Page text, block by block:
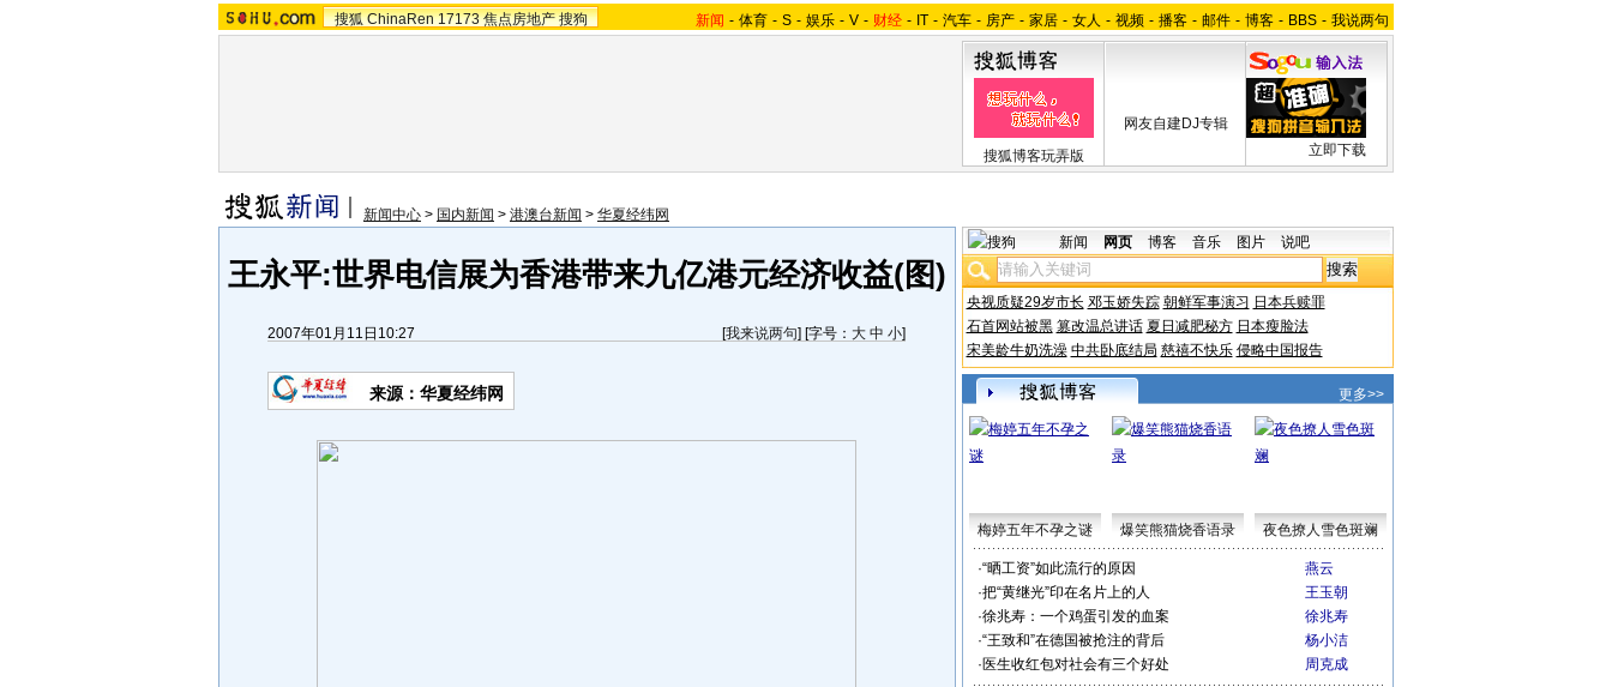
搜狐 ChinaRen 17173 焦点房地产 搜狗 新闻 - 体育 - S - 娱乐 - V - 财经 - IT - 汽车 - 房产 - 家居 - 女人 - 视频 - 播客 - 邮件 - 博客 - BBS - 我说两句
搜狐博客玩弄版
网友自建DJ专辑
立即下载
新闻中心 > 国内新闻 > 港澳台新闻 > 华夏经纬网
王永平:世界电信展为香港带来九亿港元经济收益(图)
2007年01月11日10:27 [我来说两句] [字号： 大 中 小]
来源：华夏经纬网
新闻 网页 博客 音乐 图片 说吧
央视质疑29岁市长 邓玉娇失踪 朝鲜军事演习 日本兵赎罪
石首网站被黑 篡改温总讲话 夏日减肥秘方 日本瘦脸法
宋美龄牛奶洗澡 中共卧底结局 慈禧不快乐 侵略中国报告
更多>>
梅婷五年不孕之谜 爆笑熊猫烧香语录 夜色撩人雪色斑斓
·“晒工资”如此流行的原因
燕云
·把“黄继光”印在名片上的人
王玉朝
·徐兆寿：一个鸡蛋引发的血案
徐兆寿
·“王致和”在德国被抢注的背后
杨小洁
· 医生收红包对社会有三个好处 周克成